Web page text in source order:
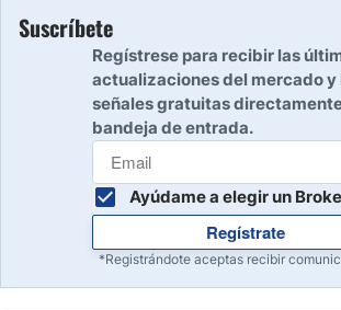
Suscríbete
Regístrese para recibir las
actualizaciones del mercado y
señales gratuitas
bandeja de entrada.
Ayúdame a elegir un
Regístrate
*Registrándote aceptas recibir